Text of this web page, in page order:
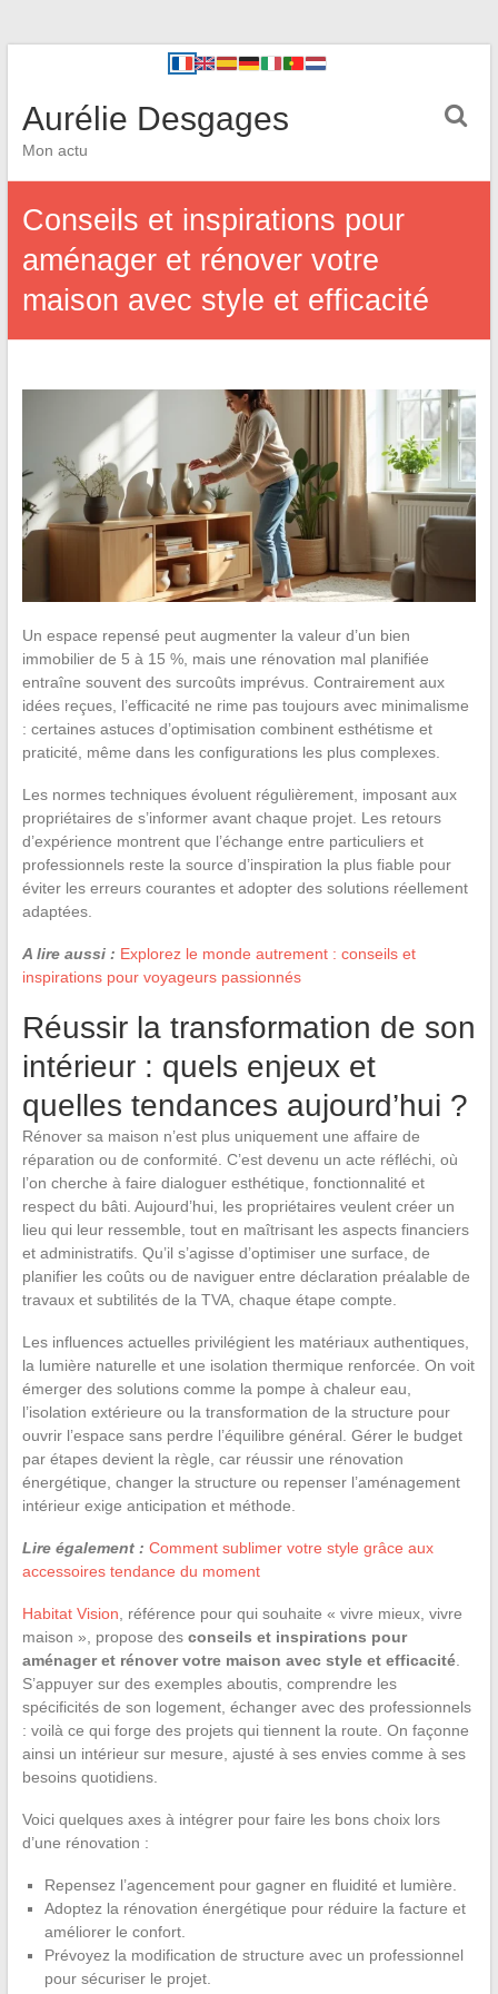
Aurélie Desgages
Mon actu
Conseils et inspirations pour
aménager et rénover votre
maison avec style et efficacité
Un espace repensé peut augmenter la valeur d’un bien
immobilier de 5 à 15 %, mais une rénovation mal planifiée
entraîne souvent des surcoûts imprévus. Contrairement aux
idées reçues, l’efficacité ne rime pas toujours avec minimalisme
: certaines astuces d’optimisation combinent esthétisme et
praticité, même dans les configurations les plus complexes.
Les normes techniques évoluent régulièrement, imposant aux
propriétaires de s’informer avant chaque projet. Les retours
d’expérience montrent que l’échange entre particuliers et
professionnels reste la source d’inspiration la plus fiable pour
éviter les erreurs courantes et adopter des solutions réellement
adaptées.
A lire aussi : Explorez le monde autrement : conseils et
inspirations pour voyageurs passionnés
Réussir la transformation de son
intérieur : quels enjeux et
quelles tendances aujourd’hui ?
Rénover sa maison n’est plus uniquement une affaire de
réparation ou de conformité. C’est devenu un acte réfléchi, où
l’on cherche à faire dialoguer esthétique, fonctionnalité et
respect du bâti. Aujourd’hui, les propriétaires veulent créer un
lieu qui leur ressemble, tout en maîtrisant les aspects financiers
et administratifs. Qu’il s’agisse d’optimiser une surface, de
planifier les coûts ou de naviguer entre déclaration préalable de
travaux et subtilités de la TVA, chaque étape compte.
Les influences actuelles privilégient les matériaux authentiques,
la lumière naturelle et une isolation thermique renforcée. On voit
émerger des solutions comme la pompe à chaleur eau,
l’isolation extérieure ou la transformation de la structure pour
ouvrir l’espace sans perdre l’équilibre général. Gérer le budget
par étapes devient la règle, car réussir une rénovation
énergétique, changer la structure ou repenser l’aménagement
intérieur exige anticipation et méthode.
Lire également : Comment sublimer votre style grâce aux
accessoires tendance du moment
Habitat Vision , référence pour qui souhaite « vivre mieux, vivre
maison », propose des conseils et inspirations pour
aménager et rénover votre maison avec style et efficacité.
S’appuyer sur des exemples aboutis, comprendre les
spécificités de son logement, échanger avec des professionnels
: voilà ce qui forge des projets qui tiennent la route. On façonne
ainsi un intérieur sur mesure, ajusté à ses envies comme à ses
besoins quotidiens.
Voici quelques axes à intégrer pour faire les bons choix lors
d’une rénovation :
Repensez l’agencement pour gagner en fluidité et lumière.
Adoptez la rénovation énergétique pour réduire la facture et
améliorer le confort.
Prévoyez la modification de structure avec un professionnel
pour sécuriser le projet.